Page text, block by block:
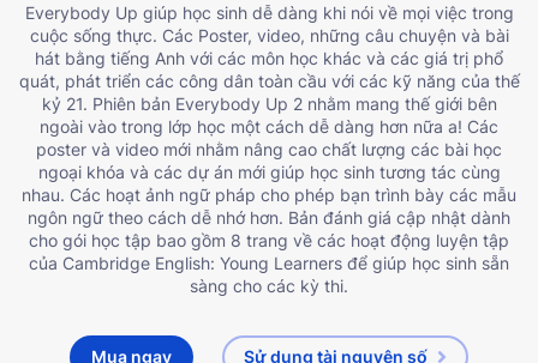
Everybody Up giúp học sinh dễ dàng khi nói về mọi việc trong
cuộc sống thực. Các Poster, video, những câu chuyện và bài
hát bằng tiếng Anh với các môn học khác và các giá trị phổ
quát, phát triển các công dân toàn cầu với các kỹ năng của thế
kỷ 21. Phiên bản Everybody Up 2 nhằm mang thế giới bên
ngoài vào trong lớp học một cách dễ dàng hơn nữa a! Các
poster và video mới nhằm nâng cao chất lượng các bài học
ngoại khóa và các dự án mới giúp học sinh tương tác cùng
nhau. Các hoạt ảnh ngữ pháp cho phép bạn trình bày các mẫu
ngôn ngữ theo cách dễ nhớ hơn. Bản đánh giá cập nhật dành
cho gói học tập bao gồm 8 trang về các hoạt động luyện tập
của Cambridge English: Young Learners để giúp học sinh sẵn
sàng cho các kỳ thi.
Mua ngay Sử dụng tài nguyên số